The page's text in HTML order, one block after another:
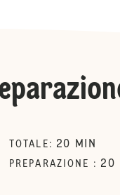
TOTALE : 20 MIN
PREPARAZIONE : 20